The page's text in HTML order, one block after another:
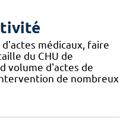
médicaux, faire
du CHU de
volume d'actes de
de nombreux